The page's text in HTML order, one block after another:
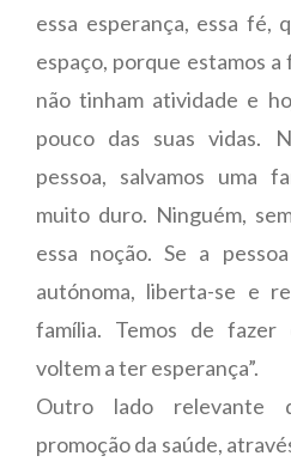
essa esperança, essa fé,
espaço, porque estamos a
não tinham atividade e
pouco das suas vidas.
pessoa, salvamos uma
muito duro. Ninguém,
essa noção. Se a
autónoma, liberta-se e
família. Temos de fazer
voltem a ter esperança”.
Outro lado relevante
promoção da saúde,